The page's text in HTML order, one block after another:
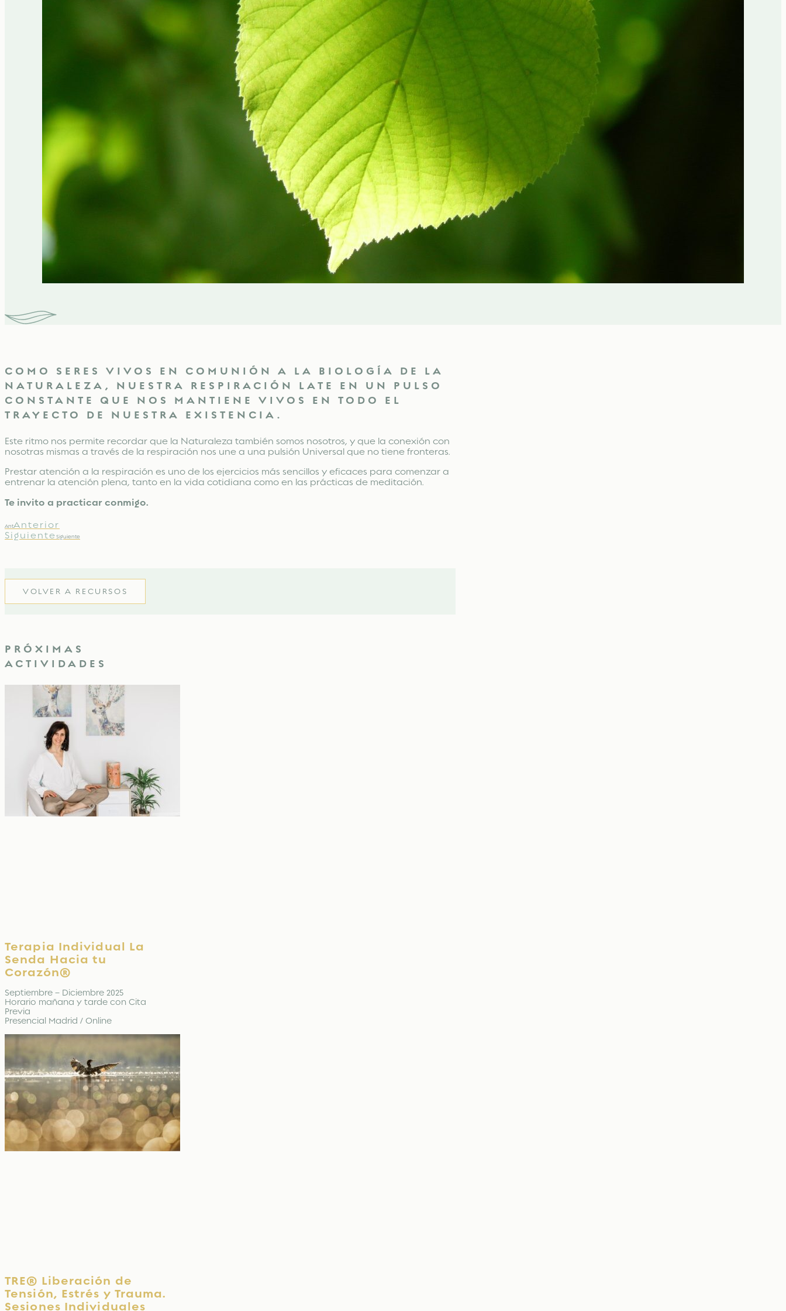
COMO SERES VIVOS EN COMUNIÓN A LA BIOLOGÍA DE LA
NATURALEZA, NUESTRA RESPIRACIÓN LATE EN UN PULSO
CONSTANTE QUE NOS MANTIENE VIVOS EN TODO EL
TRAYECTO DE NUESTRA EXISTENCIA.
Este ritmo nos permite recordar que la Naturaleza también somos nosotros, y que la conexión con
nosotras mismas a través de la respiración nos une a una pulsión Universal que no tiene fronteras.
Prestar atención a la respiración es uno de los ejercicios más sencillos y eficaces para comenzar a
entrenar la atención plena, tanto en la vida cotidiana como en las prácticas de meditación.
Te invito a practicar conmigo.
AntAnterior
Siguiente Siguiente
VOLVER A RECURSOS
PRÓXIMAS
ACTIVIDADES
Terapia Individual La
Senda Hacia tu
Corazón®
Septiembre – Diciembre 2025
Horario mañana y tarde con Cita
Previa
Presencial Madrid / Online
TRE® Liberación de
Tensión, Estrés y Trauma.
Sesiones Individuales